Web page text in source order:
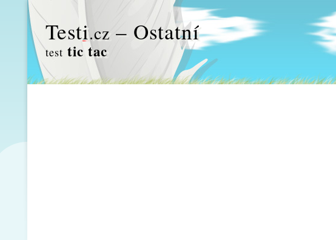
Testi.cz – Ostatní
test tic tac